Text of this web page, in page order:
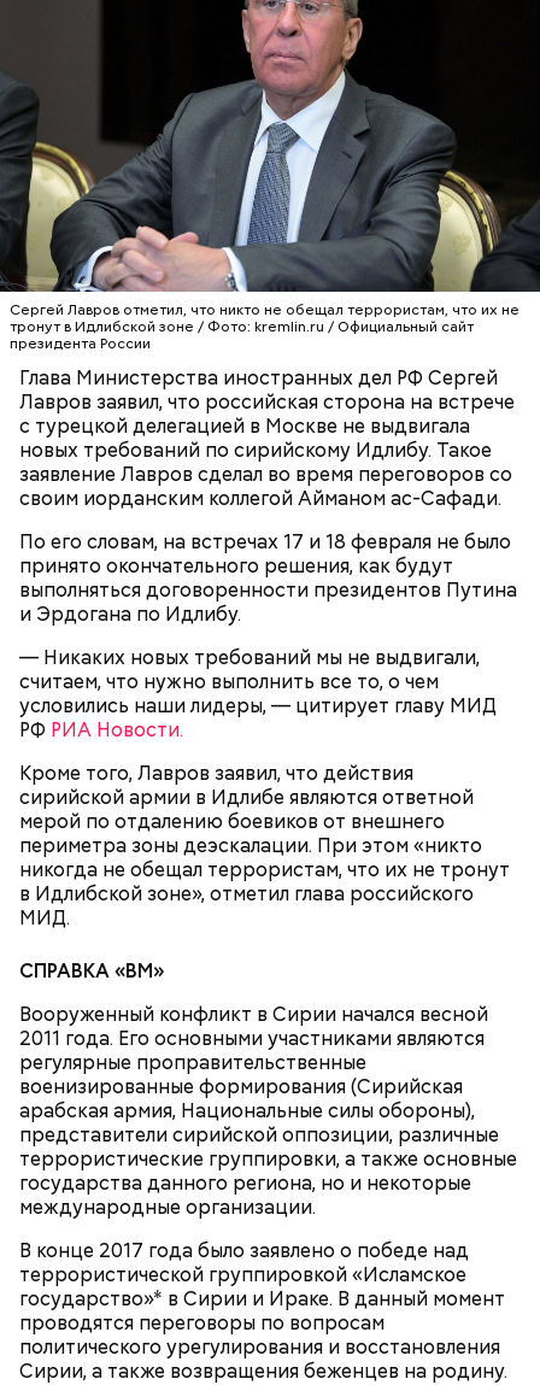
Сергей Лавров отметил, что никто не обещал террористам, что их не
тронут в Идлибской зоне / Фото: kremlin.ru / Официальный сайт
президента России
Глава Министерства иностранных дел РФ Сергей
Лавров заявил, что российская сторона на встрече
с турецкой делегацией в Москве не выдвигала
новых требований по сирийскому Идлибу. Такое
заявление Лавров сделал во время переговоров со
своим иорданским коллегой Айманом ас-Сафади.
По его словам, на встречах 17 и 18 февраля не было
принято окончательного решения, как будут
выполняться договоренности президентов Путина
и Эрдогана по Идлибу.
— Никаких новых требований мы не выдвигали,
считаем, что нужно выполнить все то, о чем
условились наши лидеры, — цитирует главу МИД
РФ РИА Новости.
Кроме того, Лавров заявил, что действия
сирийской армии в Идлибе являются ответной
мерой по отдалению боевиков от внешнего
периметра зоны деэскалации. При этом «никто
никогда не обещал террористам, что их не тронут
в Идлибской зоне», отметил глава российского
МИД.
СПРАВКА «ВМ»
Вооруженный конфликт в Сирии начался весной
2011 года. Его основными участниками являются
регулярные проправительственные
военизированные формирования (Сирийская
арабская армия, Национальные силы обороны),
представители сирийской оппозиции, различные
террористические группировки, а также основные
государства данного региона, но и некоторые
международные организации.
В конце 2017 года было заявлено о победе над
террористической группировкой «Исламское
государство»* в Сирии и Ираке. В данный момент
проводятся переговоры по вопросам
политического урегулирования и восстановления
Сирии, а также возвращения беженцев на родину.
— Ко всем этим рейтингам и часам нужно
относиться скептически, ведь все эти оценки
экспертов, заключения, предположения
— пояснил эксперт.
ситуация с точки зрения ядерного оружия, оружия
массового уничтожения. Проблемы экологии и
сохранения природы тоже стоят остро.
— Но передвижение стрелок часов никак не
решает насущных проблем вооружения и экологии.
Есть масса могущественных субъектов
международных отношений, которые
руководствуются своими эгоистическими
соображениями, используя эту теперь уже
рекламную фишку, чтобы привлечь средства для
реализации своих новых не менее нелепых и
замыливание глаз, — высказал свое мнение военный
эксперт.
Лишний повод задуматься об экологии
Каскад геополитических успехов льстит
национальному самолюбию. Ничего странного в
таких чувствах нет. Гордость за то, что твоей
стране доверяют и уважают ее, так же
естественна, как то, что сын гордится
достижениями отца (далее...)
Мнение колумнистов может не совпадать с точкой
зрения редакции
О, всесвятый Николае, угодниче преизрядный
Господень, теплый наш заступниче, и везде в
скорбех скорый помощниче!
Помози мне грешному и унылому в настоящем сем
житии, умоли Господа Бога даровати ми
оставление всех моих грехов, елико согреших от
юности моея, во всем житии моем, делом, словом,
помышлением и всеми моими чувствы; и во исходе
души моея помози ми окаянному, умоли Господа
мытарств и вечного мучения: да всегда прославляю
предстательство, ныне и присно и во веки веков.
Аминь.
Николай-угодник и народный
календарь
19 декабря с утра люди шли в церковь, служили
молебны святому Николаю, а после этого сообща
накрывали большие столы и начинали веселиться.
«Для кума Никольщина бражку варит, для кумы –
пироги печет»; «На Никольщину зови друга, зови и
ворога — оба будут друзья».